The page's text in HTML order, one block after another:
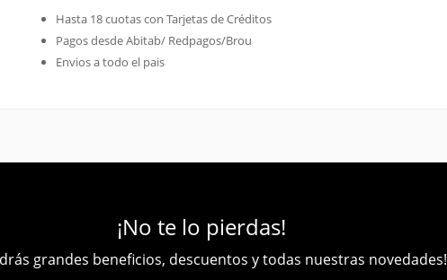
Hasta 18 cuotas con Tarjetas de Créditos
Pagos desde Abitab/ Redpagos/Brou
Envios a todo el pais
¡No te lo pierdas!
grandes beneficios, descuentos y todas nuestras novedades!